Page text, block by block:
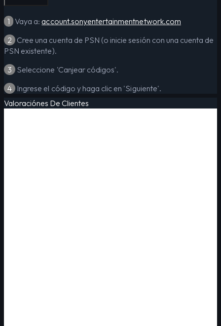
1 Vaya a:account.sonyentertainmentnetwork.com
2 Cree una cuenta de PSN (o inicie sesión con una cuenta de
PSN existente).
3 Seleccione 'Canjear códigos'.
4 Ingrese el código y haga clic en 'Siguiente'.
Valoraciónes De Clientes